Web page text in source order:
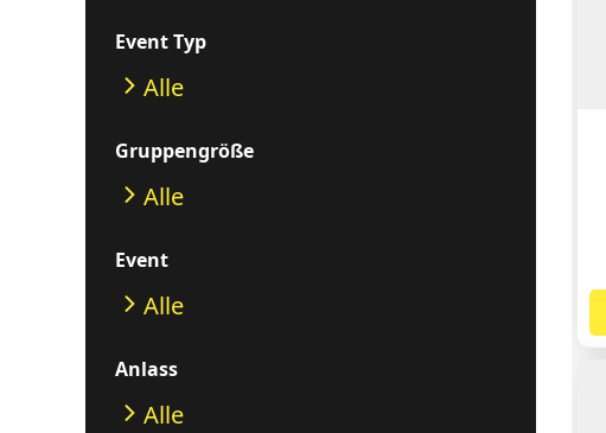
Event Typ
Alle
Gruppengröße
Alle
Event
Alle
Anlass
Alle